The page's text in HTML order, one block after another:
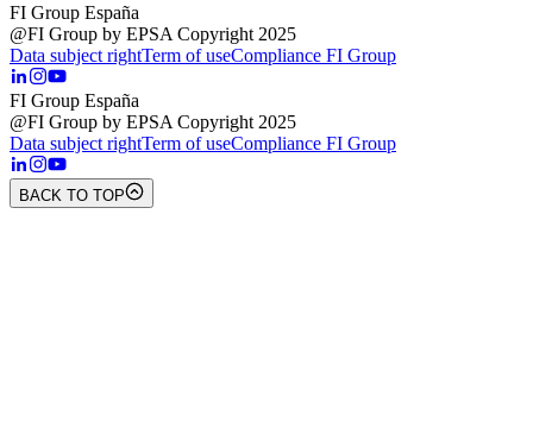
FI Group España
@FI Group by EPSA Copyright 2025
Data subject rightTerm of useCompliance FI Group
FI Group España
@FI Group by EPSA Copyright 2025
Data subject rightTerm of useCompliance FI Group
BACK TO TOP